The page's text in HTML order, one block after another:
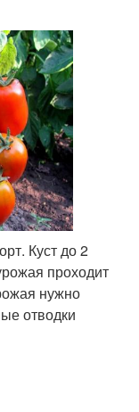
Куст до 2
проходит
нужно
отводки